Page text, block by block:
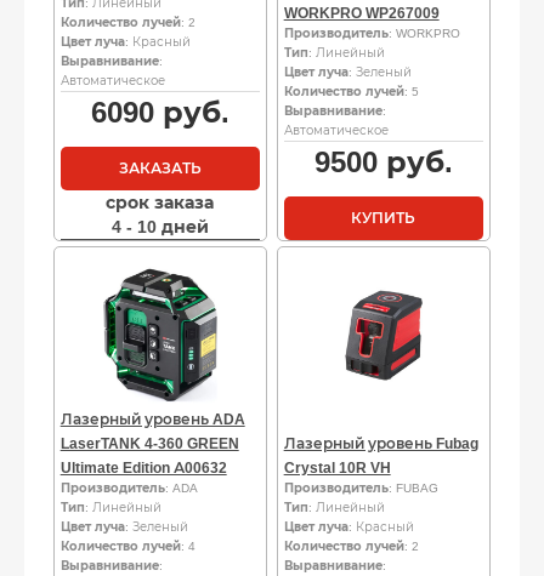
Тип: Линейный
Количество лучей: 2
Цвет луча: Красный
Выравнивание:
Автоматическое
6090руб.
ЗАКАЗАТЬ
срок заказа
4 - 10 дней
WORKPRO WP267009
Производитель: WORKPRO
Тип: Линейный
Цвет луча: Зеленый
Количество лучей: 5
Выравнивание:
Автоматическое
9500руб.
КУПИТЬ
Лазерный уровень ADA
LaserTANK 4-360 GREEN
Ultimate Edition А00632
Производитель: ADA
Тип: Линейный
Цвет луча: Зеленый
Количество лучей: 4
Выравнивание:
Лазерный уровень Fubag
Crystal 10R VH
Производитель: FUBAG
Тип: Линейный
Цвет луча: Красный
Количество лучей: 2
Выравнивание: